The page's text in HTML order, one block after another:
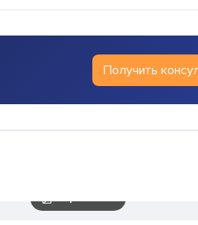
Получить
3 скриншотов